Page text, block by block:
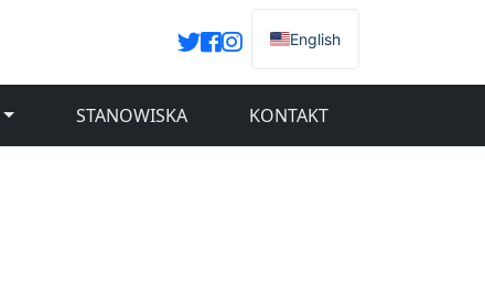
English
STANOWISKA KONTAKT